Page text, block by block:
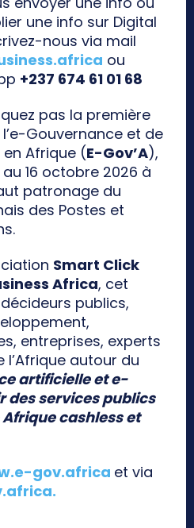
une info sur Digital
nous via mail
ou
+237 674 61 01 68
pas la première
Gouvernance et de
Afrique (E-Gov’A),
16 octobre 2026 à
patronage du
des Postes et
Smart Click
Africa, cet
publics,
entreprises, experts
autour du
artificielle et e-
des services publics
cashless et
gov.africa et via
.